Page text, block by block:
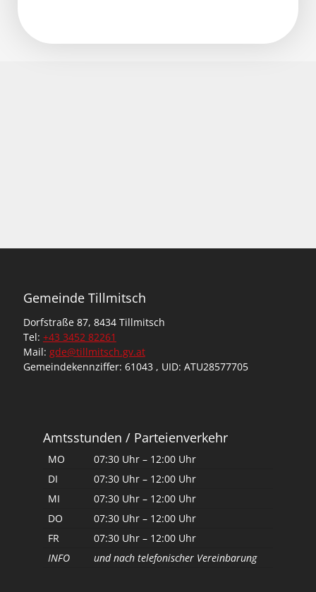
Gemeinde Tillmitsch
Dorfstraße 87, 8434 Tillmitsch
Tel: +43 3452 82261
Mail: gde@tillmitsch.gv.at
Gemeindekennziffer: 61043 , UID: ATU28577705
Amtsstunden / Parteienverkehr
MO
07:30 Uhr – 12:00 Uhr
DI
07:30 Uhr – 12:00 Uhr
MI
07:30 Uhr – 12:00 Uhr
DO
07:30 Uhr – 12:00 Uhr
FR
07:30 Uhr – 12:00 Uhr
INFO
und nach telefonischer Vereinbarung